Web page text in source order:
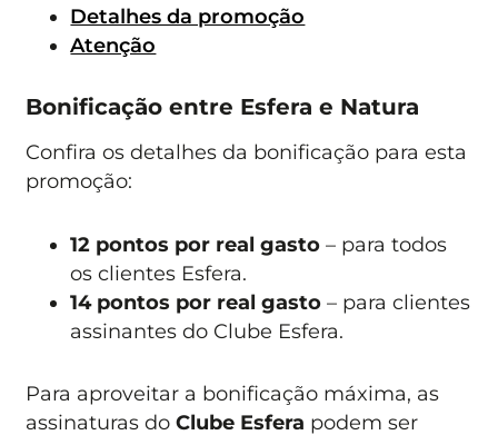
Detalhes da promoção
Atenção
Bonificação entre Esfera e Natura
Confira os detalhes da bonificação para esta
promoção:
12 pontos por real gasto – para todos
os clientes Esfera.
14 pontos por real gasto – para clientes
assinantes do Clube Esfera.
Para aproveitar a bonificação máxima, as
assinaturas doClube Esfera podem ser